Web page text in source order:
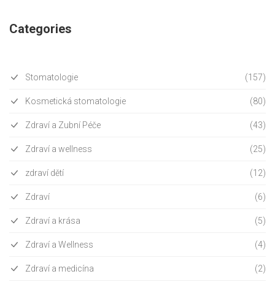
Categories
Stomatologie (157)
Kosmetická stomatologie (80)
Zdraví a Zubní Péče (43)
Zdraví a wellness (25)
zdraví dětí (12)
Zdraví (6)
Zdraví a krása (5)
Zdraví a Wellness (4)
Zdraví a medicína (2)